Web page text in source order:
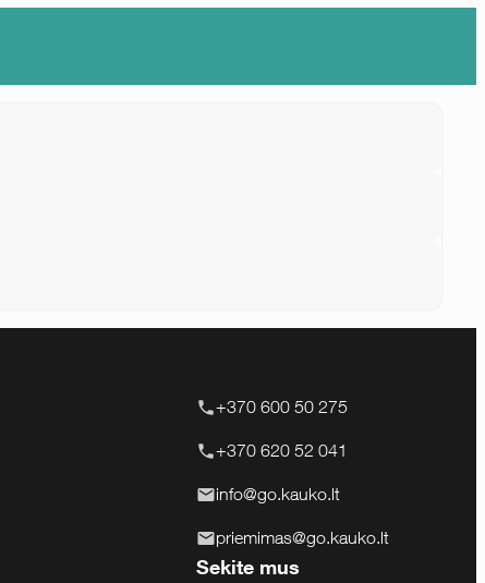
+370 600 50 275
+370 620 52 041
info@go.kauko.lt
priemimas@go.kauko.lt
Sekite mus